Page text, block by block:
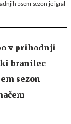
osem sezon je igral
v prihodnji
branilec
sezon